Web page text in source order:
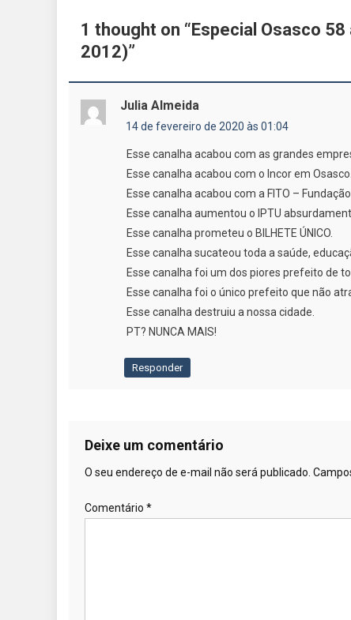
1 thought on “Especial Osasco
2012)”
Julia Almeida
14 de fevereiro de 2020 às 01:04
Esse canalha acabou com as grandes
Esse canalha acabou com o Incor em Osasco.
Esse canalha acabou com a FITO –
Esse canalha aumentou o IPTU
Esse canalha prometeu o BILHETE ÚNICO.
Esse canalha sucateou toda a saúde,
Esse canalha foi um dos piores prefeito de
Esse canalha foi o único prefeito que não
Esse canalha destruiu a nossa cidade.
PT? NUNCA MAIS!
Responder
Deixe um comentário
O seu endereço de e-mail não será publicado.
Comentário *